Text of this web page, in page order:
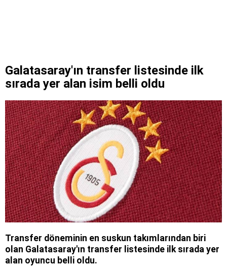
Galatasaray'ın transfer listesinde ilk
sırada yer alan isim belli oldu
Transfer döneminin en suskun takımlarından biri
olan Galatasaray'ın transfer listesinde ilk sırada yer
alan oyuncu belli oldu.